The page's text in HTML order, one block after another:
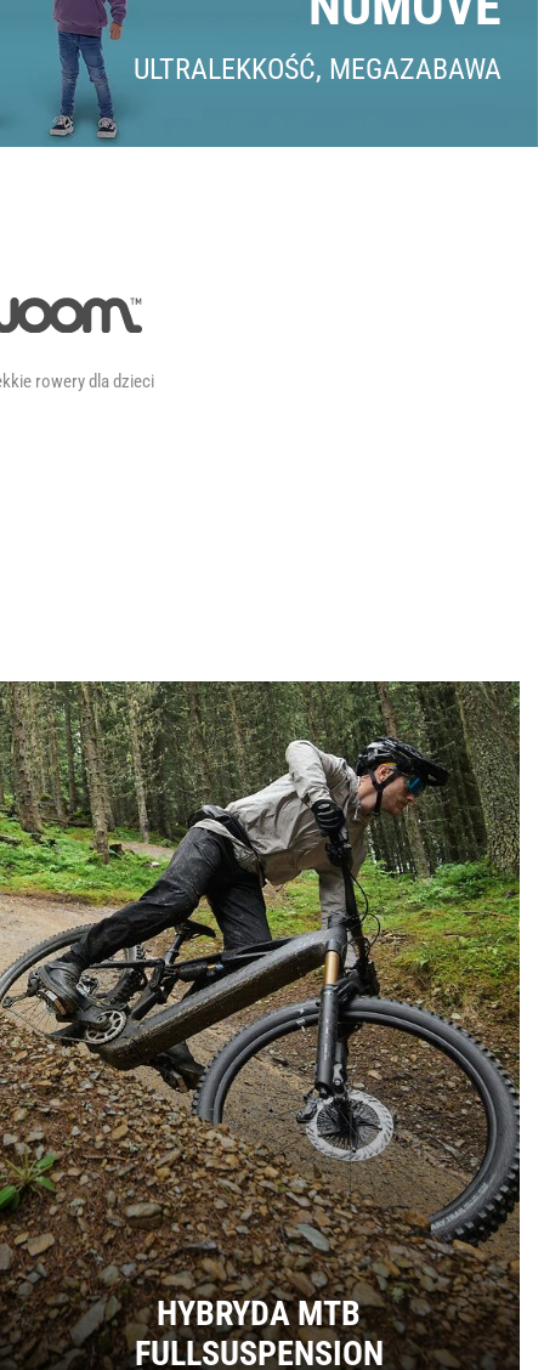
ULTRALEKKOŚĆ, MEGAZABAWA
rowery dla dzieci
HYBRYDA MTB
FULLSUSPENSION